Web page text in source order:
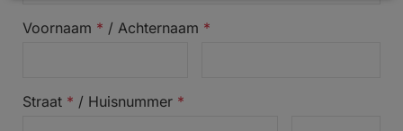
Voornaam * / Achternaam *
Straat * / Huisnummer *